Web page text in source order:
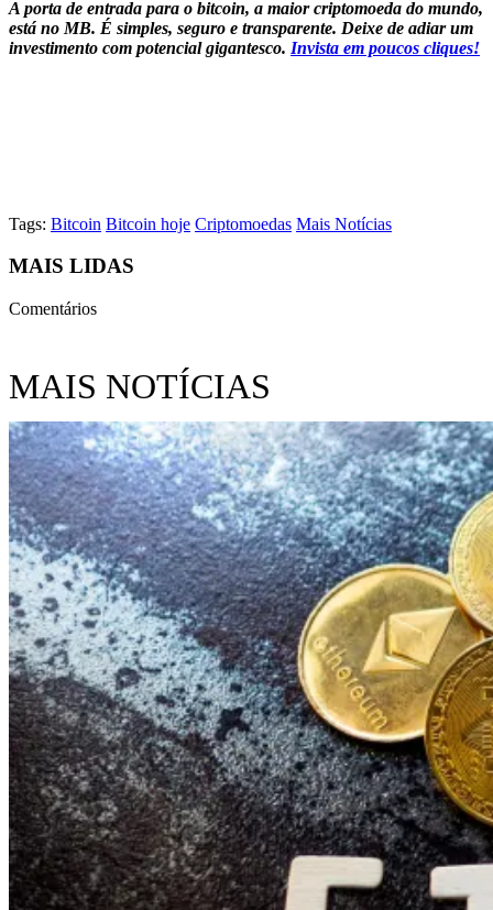
A porta de entrada para o bitcoin, a maior criptomoeda do mundo,
está no MB. É simples, seguro e transparente. Deixe de adiar um
investimento com potencial gigantesco. Invista em poucos cliques!
Tags: Bitcoin Bitcoin hoje Criptomoedas Mais Notícias
MAIS LIDAS
Comentários
MAIS NOTÍCIAS